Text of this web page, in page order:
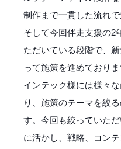
制作まで一貫した流れ
そして今回伴走支援の2
ただいている段階で、
って施策を進めておりま
インテック様には様々
り、施策のテーマを絞
す。今回も絞っていた
に活かし、戦略、コン